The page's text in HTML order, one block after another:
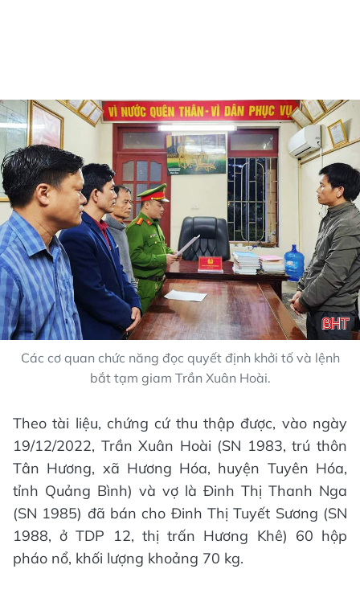
Các cơ quan chức năng đọc quyết định khởi tố và lệnh
bắt tạm giam Trần Xuân Hoài.
Theo tài liệu, chứng cứ thu thập được, vào ngày
19/12/2022, Trần Xuân Hoài (SN 1983, trú thôn
Tân Hương, xã Hương Hóa, huyện Tuyên Hóa,
tỉnh Quảng Bình) và vợ là Đinh Thị Thanh Nga
(SN 1985) đã bán cho Đinh Thị Tuyết Sương (SN
1988, ở TDP 12, thị trấn Hương Khê) 60 hộp
pháo nổ, khối lượng khoảng 70 kg.